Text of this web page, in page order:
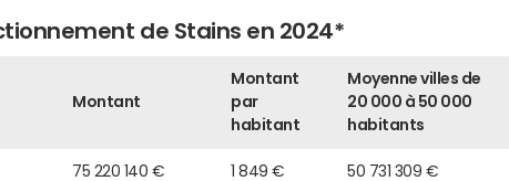
de Stains en 2024*
Montant
Montant
par
habitant
Moyenne villes de
20 000 à 50 000
habitants
75 220 140 € 1 849 € 50 731 309 €